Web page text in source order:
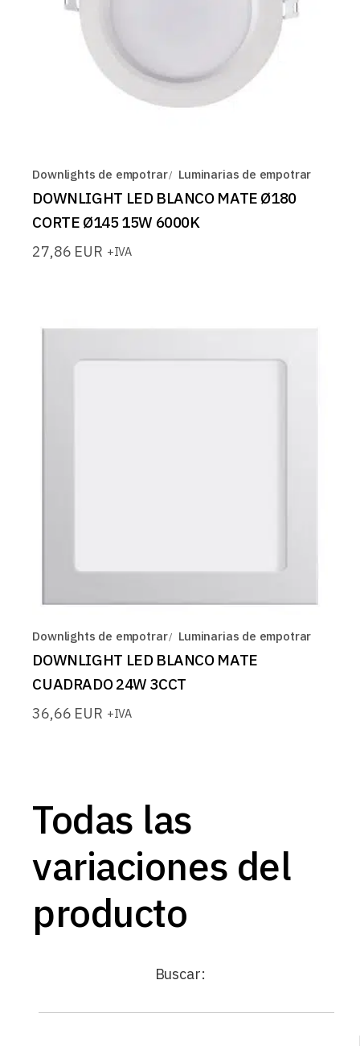
Downlights de empotrar Luminarias de empotrar
DOWNLIGHT LED BLANCO MATE Ø180
CORTE Ø145 15W 6000K
27,86 EUR +IVA
Downlights de empotrar Luminarias de empotrar
DOWNLIGHT LED BLANCO MATE
CUADRADO 24W 3CCT
36,66 EUR +IVA
Todas las
variaciones del
producto
Buscar: